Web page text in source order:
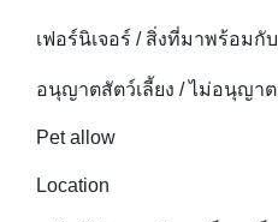
เฟอร์นิเจอร์ / สิ่งที่มาพร้อมกับ
อนุญาตสัตว์เลี้ยง / ไม่อนุญาต
Pet allow
Location